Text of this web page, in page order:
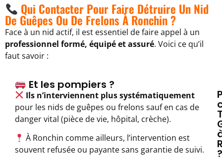
Qui Contacter Pour Faire Détruire Un Nid
De Guêpes Ou De Frelons À Ronchin ?
Face à un nid actif, il est essentiel de faire appel à un
professionnel formé, équipé et assuré. Voici ce qu’il
faut savoir :
Et les pompiers ?
Ils n’interviennent plus systématiquement
pour les nids de guêpes ou frelons sauf en cas de
danger vital (pièce de vie, hôpital, crèche).
À Ronchin comme ailleurs, l’intervention est
souvent refusée ou payante sans garantie de suivi.
?